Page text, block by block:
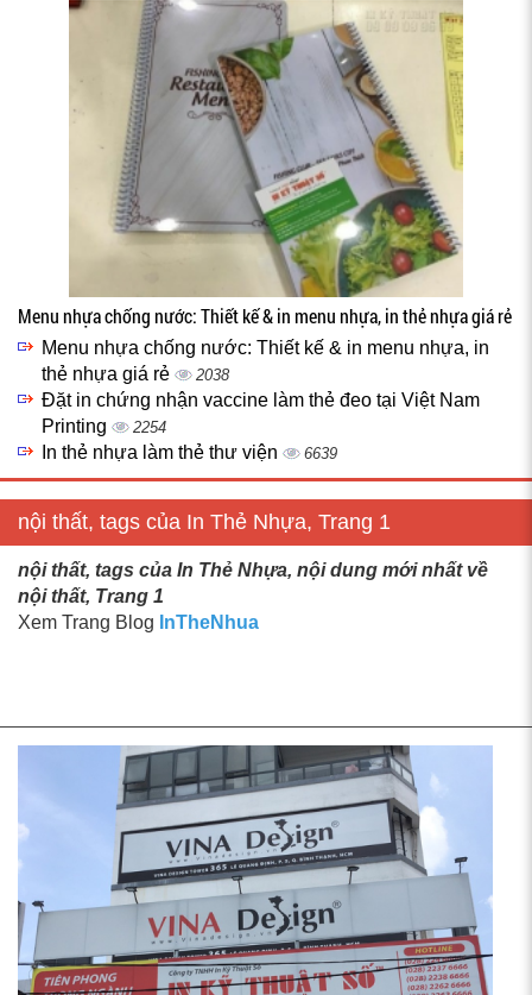
Menu nhựa chống nước: Thiết kế & in menu nhựa, in thẻ nhựa giá rẻ
Menu nhựa chống nước: Thiết kế & in menu nhựa, in
thẻ nhựa giá rẻ
2038
Đặt in chứng nhận vaccine làm thẻ đeo tại Việt Nam
Printing
2254
In thẻ nhựa làm thẻ thư viện 6639
nội thất, tags của In Thẻ Nhựa, Trang 1
nội thất, tags của In Thẻ Nhựa, nội dung mới nhất về
nội thất, Trang 1
Xem Trang Blog InTheNhua